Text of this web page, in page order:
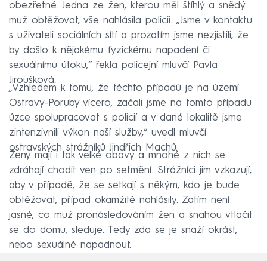
obezřetné. Jedna ze žen, kterou měl štíhlý a snědý
muž obtěžovat, vše nahlásila policii. „Jsme v kontaktu
s uživateli sociálních sítí a prozatím jsme nezjistili, že
by došlo k nějakému fyzickému napadení či
sexuálnímu útoku,“ řekla policejní mluvčí Pavla
Jiroušková.
„Vzhledem k tomu, že těchto případů je na území
Ostravy-Poruby vícero, začali jsme na tomto případu
úzce spolupracovat s policií a v dané lokalitě jsme
zintenzivnili výkon naší služby,“ uvedl mluvčí
ostravských strážníků Jindřich Machů.
Ženy mají i tak velké obavy a mnohé z nich se
zdráhají chodit ven po setmění. Strážníci jim vzkazují,
aby v případě, že se setkají s někým, kdo je bude
obtěžovat, případ okamžitě nahlásily. Zatím není
jasné, co muž pronásledováním žen a snahou vtlačit
se do domu, sleduje. Tedy zda se je snaží okrást,
nebo sexuálně napadnout.